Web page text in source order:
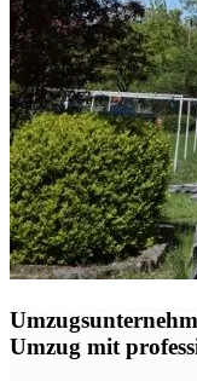
Umzug mit